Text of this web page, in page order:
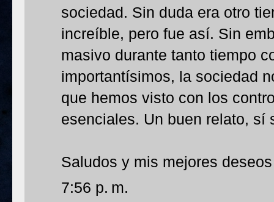
sociedad. Sin duda era otro
increíble, pero fue así. Sin
masivo durante tanto tiempo
importantísimos, la sociedad
que hemos visto con los
esenciales. Un buen relato, sí
Saludos y mis mejores
7:56 p. m.